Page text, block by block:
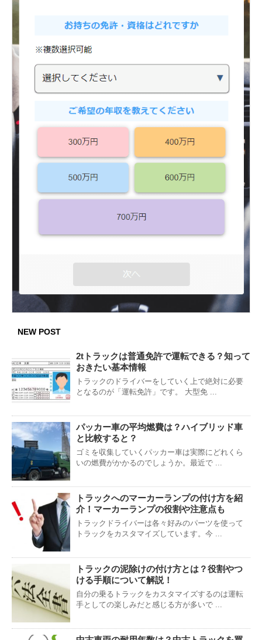
NEW POST
2tトラックは普通免許で運転できる？知って
おきたい基本情報
トラックのドライバーをしていく上で絶対に必要
となるのが「運転免許」です。 大型免 ...
パッカー車の平均燃費は？ハイブリッド車
と比較すると？
ゴミを収集していくパッカー車は実際にどれくら
いの燃費がかかるのでしょうか。最近で ...
トラックへのマーカーランプの付け方を紹
介！マーカーランプの役割や注意点も
トラックドライバーは各々好みのパーツを使って
トラックをカスタマイズしています。今 ...
トラックの泥除けの付け方とは？役割やつ
ける手順について解説！
自分の乗るトラックをカスタマイズするのは運転
手としての楽しみだと感じる方が多いで ...